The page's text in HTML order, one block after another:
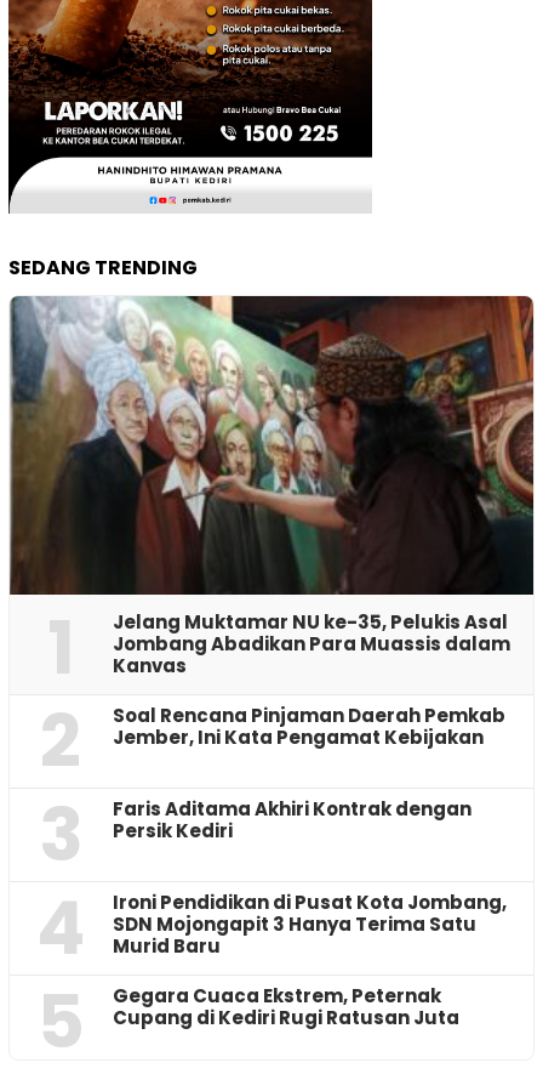
SEDANG TRENDING
1
Jelang Muktamar NU ke-35, Pelukis Asal
Jombang Abadikan Para Muassis dalam
Kanvas
2
‎Soal Rencana Pinjaman Daerah Pemkab
Jember, Ini Kata Pengamat Kebijakan ‎
3
Faris Aditama Akhiri Kontrak dengan
Persik Kediri
4
Ironi Pendidikan di Pusat Kota Jombang,
SDN Mojongapit 3 Hanya Terima Satu
Murid Baru
5
‎Gegara Cuaca Ekstrem, Peternak
Cupang di Kediri Rugi Ratusan Juta